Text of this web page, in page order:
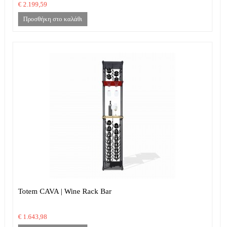
€ 2.199,59
Προσθήκη στο καλάθι
Totem CAVA | Wine Rack Bar
€ 1.643,98